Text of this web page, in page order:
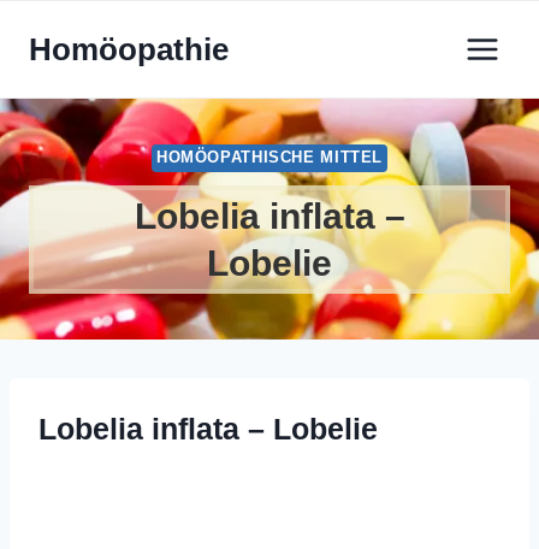
InhaltHomöopathie
HOMÖOPATHISCHE MITTEL
Lobelia inflata –
Lobelie
Lobelia inflata – Lobelie